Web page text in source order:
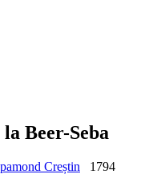
Beer-Seba
Creștin
1794